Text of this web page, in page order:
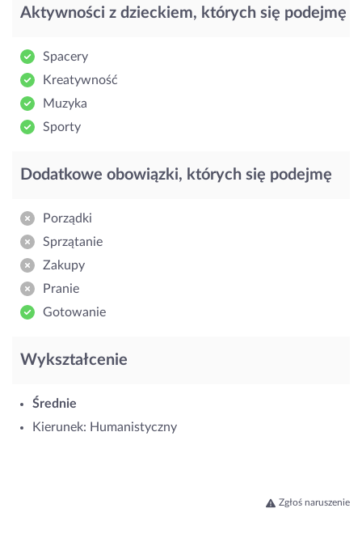
Aktywności z dzieckiem, których się podejmę
Spacery
Kreatywność
Muzyka
Sporty
Dodatkowe obowiązki, których się podejmę
Porządki
Sprzątanie
Zakupy
Pranie
Gotowanie
Wykształcenie
Średnie
Kierunek: Humanistyczny
Zgłoś naruszenie